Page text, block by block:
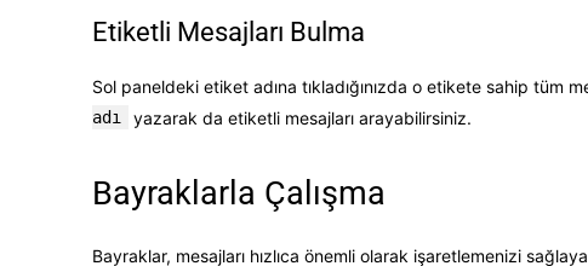
Etiketli Mesajları Bulma
Sol paneldeki etiket adına tıkladığınızda o etikete sahip tüm
adı
yazarak da etiketli mesajları arayabilirsiniz.
Bayraklarla Çalışma
Bayraklar, mesajları hızlıca önemli olarak işaretlemenizi